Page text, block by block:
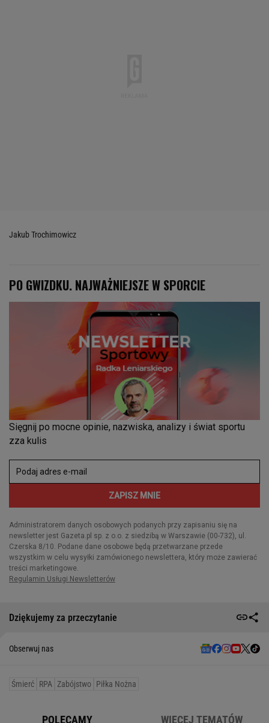
Jakub Trochimowicz
Dziękujemy za przeczytanie
Obserwuj nas
Śmierć RPA Zabójstwo Piłka Nożna
POLECAMY WIĘCEJ TEMATÓW